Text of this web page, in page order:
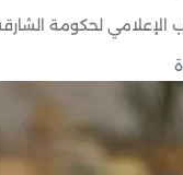
الإعلامي لحكومة